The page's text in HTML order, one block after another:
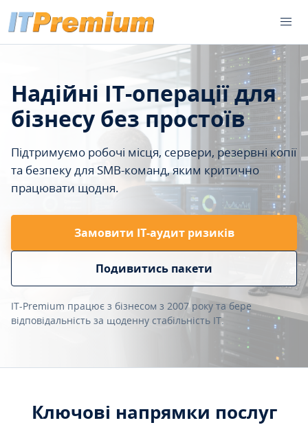
Надійні IT-операції для
бізнесу без простоїв
Підтримуємо робочі місця, сервери, резервні копії
та безпеку для SMB-команд, яким критично
працювати щодня.
Замовити ІТ-аудит ризиків
Подивитись пакети
IT-Premium працює з бізнесом з 2007 року та бере
відповідальність за щоденну стабільність IT.
Ключові напрямки послуг